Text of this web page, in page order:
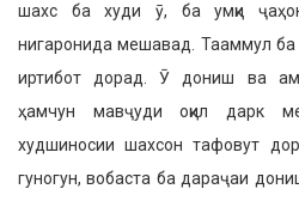
шахс ба худи ӯ, ба умқи
нигаронида мешавад. Тааммул
иртибот дорад. Ӯ дониш ва
ҳамчун мавҷуди оқил дарк
худшиносии шахсон тафовут
гуногун, вобаста ба дараҷаи